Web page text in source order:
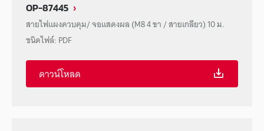
OP-87445
สายไฟแผงควบคุม/ จอแสดงผล (M8 4 ขา / สายเกลียว) 10 ม.
ชนิดไฟล์: PDF
ดาวน์โหลด